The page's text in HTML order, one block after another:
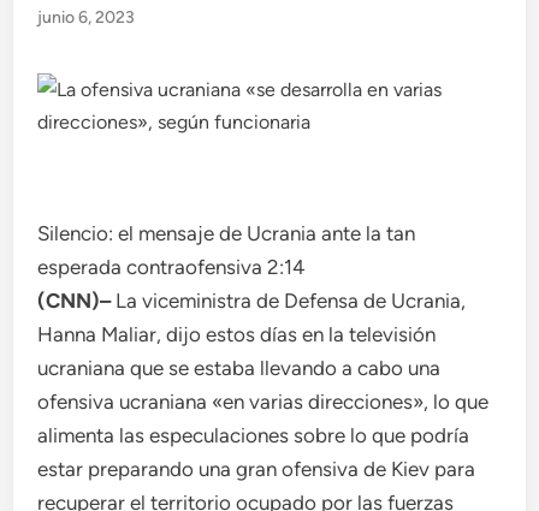
junio 6, 2023
Silencio: el mensaje de Ucrania ante la tan
esperada contraofensiva2:14
(CNN)–La viceministra de Defensa de Ucrania,
Hanna Maliar, dijo estos días en la televisión
ucraniana que se estaba llevando a cabo una
ofensiva ucraniana «en varias direcciones», lo que
alimenta las especulaciones sobre lo que podría
estar preparando una gran ofensiva de Kiev para
recuperar el territorio ocupado por las fuerzas